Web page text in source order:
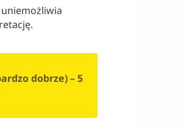
dobrze) – 5